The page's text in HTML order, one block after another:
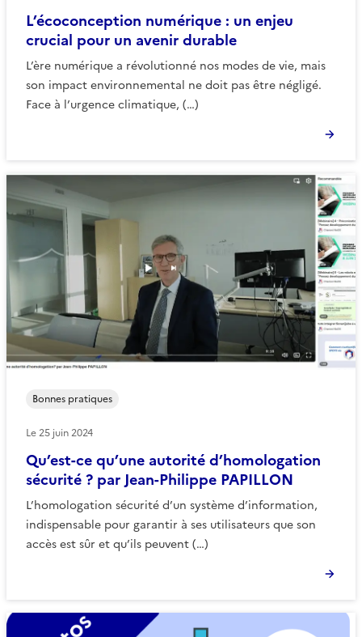
L’écoconception numérique : un enjeu
crucial pour un avenir durable
L’ère numérique a révolutionné nos modes de vie, mais
son impact environnemental ne doit pas être négligé.
Face à l’urgence climatique, (…)
Qu’est-ce qu’une autorité d’homologation
sécurité ? par Jean-Philippe PAPILLON
L’homologation sécurité d’un système d’information,
indispensable pour garantir à ses utilisateurs que son
accès est sûr et qu’ils peuvent (…)
Bonnes pratiques
Le25 juin 2024